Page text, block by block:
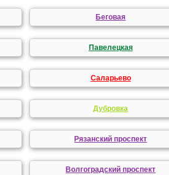
Беговая
Павелецкая
Саларьево
Дубровка
Рязанский проспект
Волгоградский проспект